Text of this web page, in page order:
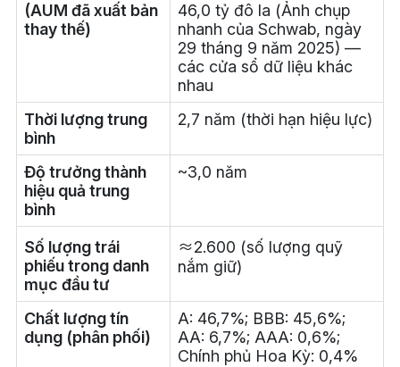
(AUM đã xuất bản
thay thế)
46,0 tỷ đô la (Ảnh chụp
nhanh của Schwab, ngày
29 tháng 9 năm 2025) —
các cửa sổ dữ liệu khác
nhau
Thời lượng trung
bình
2,7 năm (thời hạn hiệu lực)
Độ trưởng thành
hiệu quả trung
bình
~3,0 năm
Số lượng trái
phiếu trong danh
mục đầu tư
≈2.600 (số lượng quỹ
nắm giữ)
Chất lượng tín
dụng (phân phối)
A: 46,7%; BBB: 45,6%;
AA: 6,7%; AAA: 0,6%;
Chính phủ Hoa Kỳ: 0,4%